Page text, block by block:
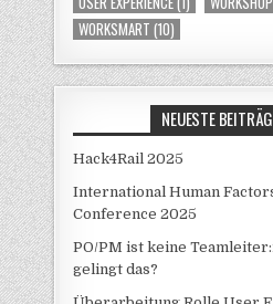
WORKSMART (10)
NEUESTE
Hack4Rail 2025
International Human
Conference 2025
PO/PM ist keine
gelingt das?